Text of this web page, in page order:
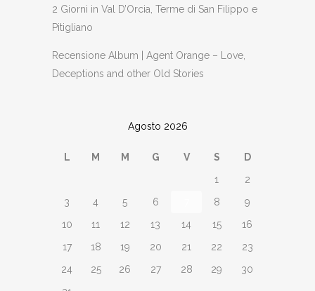
2 Giorni in Val D’Orcia, Terme di San Filippo e
Pitigliano
Recensione Album | Agent Orange – Love,
Deceptions and other Old Stories
Agosto 2026
L M M G V S
D
1
2
3
4 5 6 8
9
10
11 12 13 14 15
16
17
18 19 20 21 22
23
24
25 26 27 28 29
30